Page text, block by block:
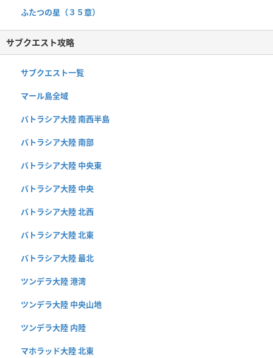
ふたつの星（３５章）
サブクエスト攻略
サブクエスト一覧
マール島全域
バトラシア大陸 南西半島
バトラシア大陸 南部
バトラシア大陸 中央東
バトラシア大陸 中央
バトラシア大陸 北西
バトラシア大陸 北東
バトラシア大陸 最北
ツンデラ大陸 港湾
ツンデラ大陸 中央山地
ツンデラ大陸 内陸
マホラッド大陸 北東